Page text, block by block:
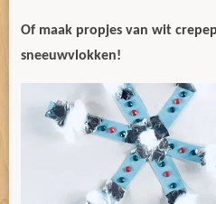
Of maak propjes van wit
sneeuwvlokken!